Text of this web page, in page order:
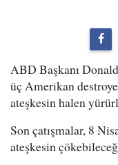
ABD Başkanı
üç Amerikan
ateşkesin halen
Son çatışmalar, 8
ateşkesin